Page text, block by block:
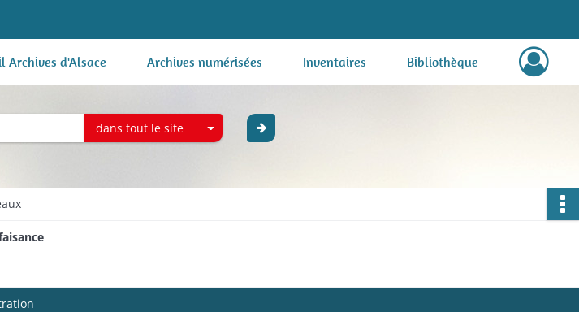
Archives d'Alsace Archives numérisées Inventaires Bibliothèque
dans tout le site